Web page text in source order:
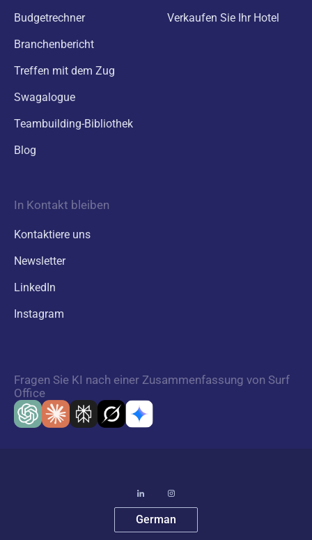
Budgetrechner
Branchenbericht
Treffen mit dem Zug
Swagalogue
Teambuilding-Bibliothek
Blog
Verkaufen Sie Ihr Hotel
In Kontakt bleiben
Kontaktiere uns
Newsletter
LinkedIn
Instagram
Fragen Sie KI nach einer Zusammenfassung von Surf
Office
German